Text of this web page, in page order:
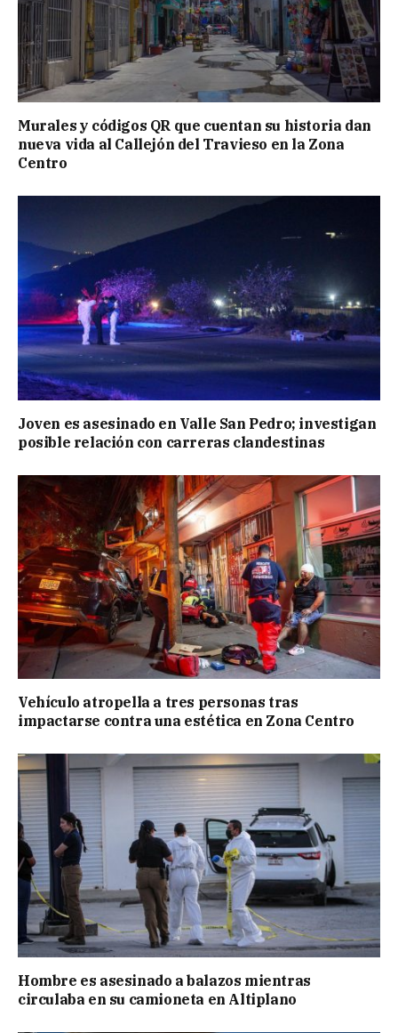
Murales y códigos QR que cuentan su historia dan
nueva vida al Callejón del Travieso en la Zona
Centro
Joven es asesinado en Valle San Pedro; investigan
posible relación con carreras clandestinas
Vehículo atropella a tres personas tras
impactarse contra una estética en Zona Centro
Hombre es asesinado a balazos mientras
circulaba en su camioneta en Altiplano